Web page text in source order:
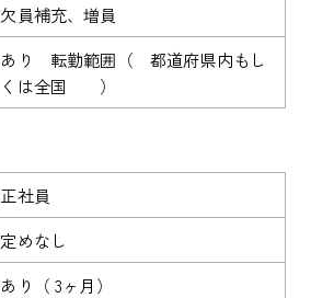
欠員補充、増員
あり 転勤範囲（ 都道府県内もし
くは全国 ）
正社員
定めなし
あり（ 3ヶ月）